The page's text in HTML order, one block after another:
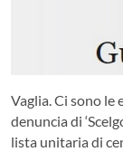
Vaglia. Ci sono le
denuncia di
lista unitaria di